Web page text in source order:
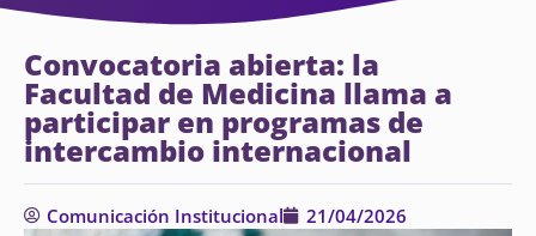
Convocatoria abierta: la
Facultad de Medicina llama a
participar en programas de
intercambio internacional
Comunicación Institucional 21/04/2026